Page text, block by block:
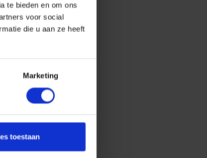
te bieden en om ons
voor social
die u aan ze heeft
Marketing
toestaan